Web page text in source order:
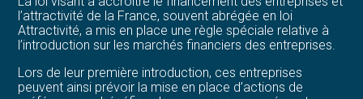
l’attractivité de la France, souvent abrégée en loi
Attractivité, a mis en place une règle spéciale relative à
l’introduction sur les marchés financiers des entreprises.
Lors de leur première introduction, ces entreprises
peuvent ainsi prévoir la mise en place d’actions de